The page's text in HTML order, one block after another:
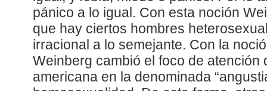
pánico a lo igual. Con esta noción
que hay ciertos hombres
irracional a lo semejante. Con la
Weinberg cambió el foco de atención
americana en la denominada